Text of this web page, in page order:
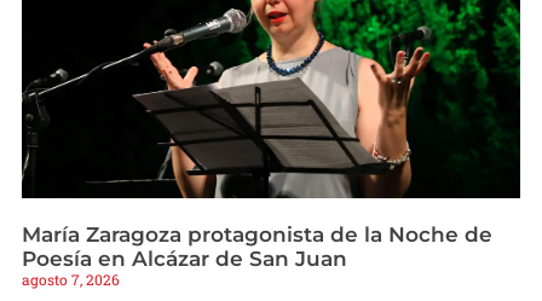
María Zaragoza protagonista de la Noche de
Poesía en Alcázar de San Juan
agosto 7, 2026